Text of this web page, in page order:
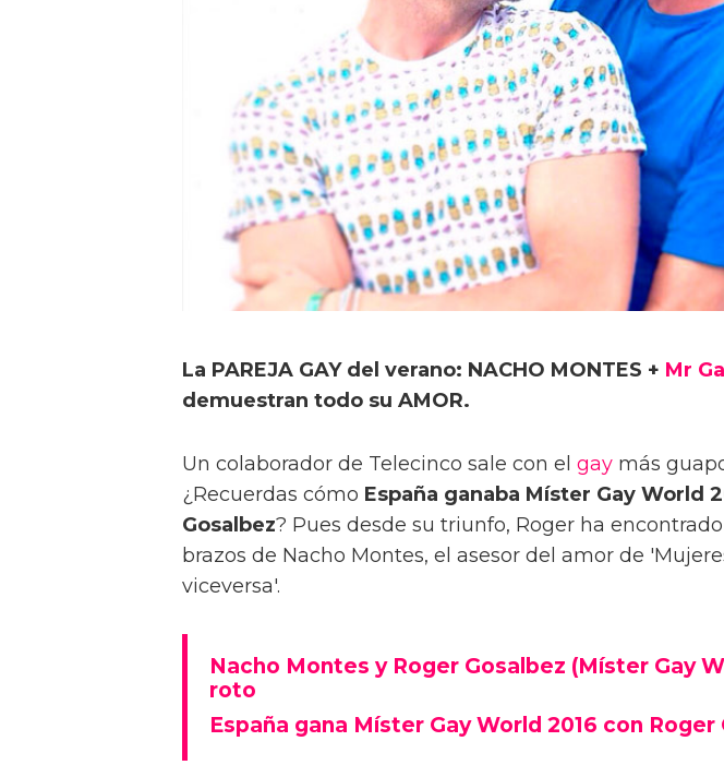
La PAREJA GAY del verano: NACHO MONTES + Mr
demuestran todo su AMOR.
Un colaborador de Telecinco sale con el gay más
¿Recuerdas cómo España ganaba Míster Gay World
Gosalbez? Pues desde su triunfo, Roger ha
brazos de Nacho Montes, el asesor del amor de
viceversa'.
Nacho Montes y Roger Gosalbez (Míster Gay
roto
España gana Míster Gay World 2016 con Roger